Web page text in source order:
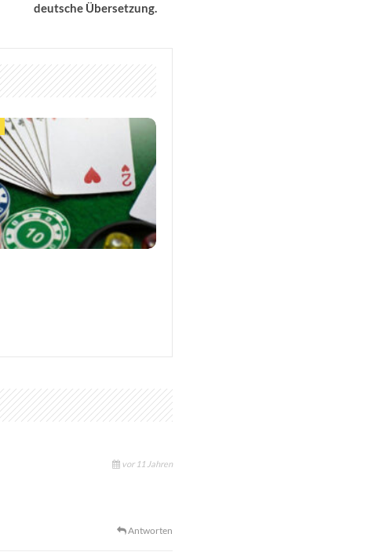
deutsche Übersetzung.
vor 11 Jahren
Antworten